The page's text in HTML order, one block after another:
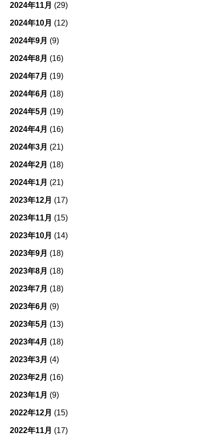
2024年11月 (29)
2024年10月 (12)
2024年9月 (9)
2024年8月 (16)
2024年7月 (19)
2024年6月 (18)
2024年5月 (19)
2024年4月 (16)
2024年3月 (21)
2024年2月 (18)
2024年1月 (21)
2023年12月 (17)
2023年11月 (15)
2023年10月 (14)
2023年9月 (18)
2023年8月 (18)
2023年7月 (18)
2023年6月 (9)
2023年5月 (13)
2023年4月 (18)
2023年3月 (4)
2023年2月 (16)
2023年1月 (9)
2022年12月 (15)
2022年11月 (17)